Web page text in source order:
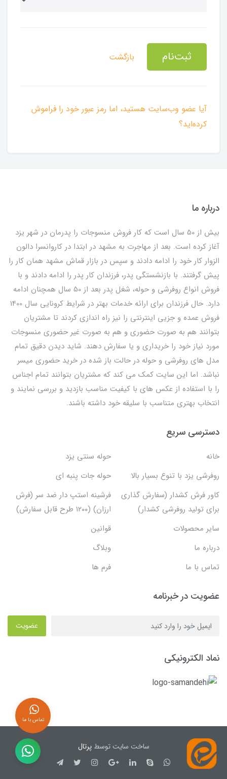
ثبت‌نام بازگشت
آیا عضو وب‌سایت هستید، اما رمز عبور خود را فراموش
کرده‌اید؟
درباره ما
بیش از 50 سال است که کار فروش منسوجات را پدرمان در شهر یزد
آغاز کرده است. بعد از مهاجرت به مشهد در ابتدا در کاروانسرا دالون
الزوار کار خود را ادامه دادند و سپس در بازار قماش مشهد همان کار را
پیش گرفتند. با بازنشستگی پدر، فرزندان کار پدر را ادامه دادند و با
فروش انواع روفرشی و حوله، شغل پدر بعد از 50 سال همچنان ادامه
دارد. حال فرزندان برای ارائه خدمات بهتر در شرایط کرونایی سال 1400
فروش عمده و جزیی اینترنتی را نیز راه اندازی کردند تا مشتریان
بتوانند هم به صورت حضوری و هم به صورت غیر حضوری منسوجات
مورد نیاز خود را خریداری و یا سفارش دهند. شاید دیدن دقیق تمام
مدل های روفرشی و حوله در حالت باز شده در خرید حضوری میسر
نباشد. اما این سایت کمک می کند که مشتریان بتوانند تمام اجناس
را با استفاده از عکس های با کیفیت مناسب بازدید و بررسی نمایند و
انتخاب بهتری متناسب با سلیقه خود داشته باشند.
دسترسی سریع
خانه
حوله سنتی یزد
روفرشی یزد با تنوع بسیار بالا
حوله جات پنبه ای
کاور فرش کشدار (سفارش گذاری
برای تولید روفرشی کشدار)
فرشینه استپ دار ضد سر (فرش
ارزان) (۱۲۰۰ طرح قابل سفارش)
سایر محصولات
قوانین
درباره ما
وبلاگ
تماس با ما
فرم ها
عضویت در خبرنامه
عضویت
نماد الکترونیکی
ساخت سایت توسطپرتال
تماس با ما